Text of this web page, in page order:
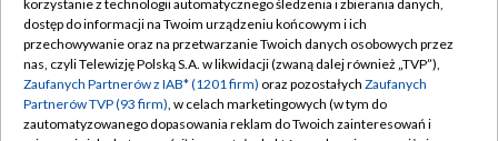
Biuro Reklamy
Oferta Handlowa
Telegazeta ogłoszenia
Moje zgody
Biuro reklamy
Kontakt
korzystanie z technologii automatycznego śledzenia i zbierania danych,
dostęp do informacji na Twoim urządzeniu końcowym i ich
przechowywanie oraz na przetwarzanie Twoich danych osobowych przez
nas, czyli Telewizję Polską S.A. w likwidacji (zwaną dalej również „TVP”),
Zaufanych Partnerów z IAB* (1201 firm) oraz pozostałych Zaufanych
Partnerów TVP (93 firm), w celach marketingowych (w tym do
zautomatyzowanego dopasowania reklam do Twoich zainteresowań i